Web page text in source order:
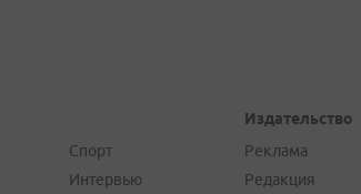
Спорт
Интервью
Издательство
Реклама
Редакция